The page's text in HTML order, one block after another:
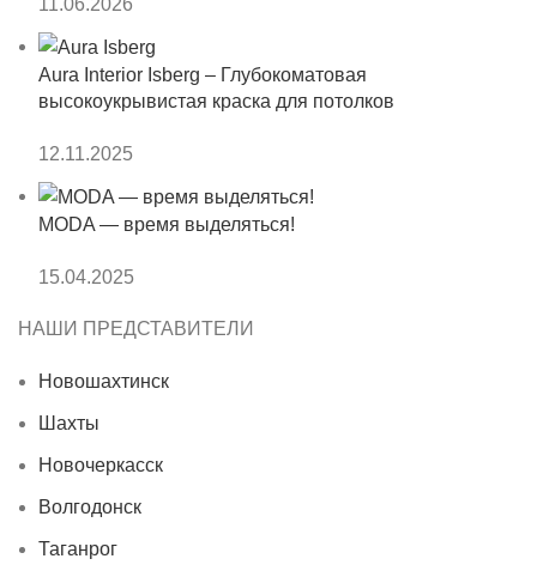
Aura Interior Isberg – Глубокоматовая
высокоукрывистая краска для потолков
12.11.2025
MODA — время выделяться!
15.04.2025
НАШИ ПРЕДСТАВИТЕЛИ
Новошахтинск
Шахты
Новочеркасск
Волгодонск
Таганрог